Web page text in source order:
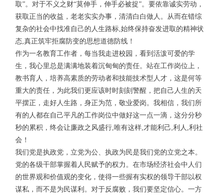
取”。对于不义之财“莫伸手，伸手必被捉”。要依靠诚实劳动，
获取正当的收益，老老实实办事，清清白白做人。从而在错综
复杂的社会中找准自己的人生路标,始终保持奋发进取的精神状
态,真正筑牢拒腐防变的思想道德防线！
作为一名教育工作者，每当我走进校园，看到活泼可爱的学
生，我心里总是满满地装着沉甸甸的责任。站在工作岗位上，
教书育人，培养高素质的劳动者和技能技术型人才，这是何等
重大的责任，为此我们更应该时时刻刻警醒，把自己人生的天
平摆正，走好人生路，身正为范，敬业爱岗。我相信，我们所
有的人都在自己平凡的工作岗位中做好这一点一滴，这分分秒
秒的累积，终会让廉政之风盛行,唯有这样,才能利己,利人,利社
会！
我们党是执政党，立党为公、执政为民是我们党的立党之本。
党的各级干部掌握着人民赋予的权力。在市场经济社会中人们
的世界观和价值观的变化，使得一些握有实权的领导干部以权
谋私，而不是为民谋利。对于反腐败，我们要坚定信心。一方